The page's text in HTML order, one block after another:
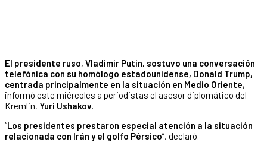
El presidente ruso, Vladimir Putin, sostuvo una conversación
telefónica con su homólogo estadounidense, Donald Trump,
centrada principalmente en la situación en Medio Oriente,
informó este miércoles a periodistas el asesor diplomático del
Kremlin, Yuri Ushakov.
“Los presidentes prestaron especial atención a la situación
relacionada con Irán y el golfo Pérsico”, declaró.